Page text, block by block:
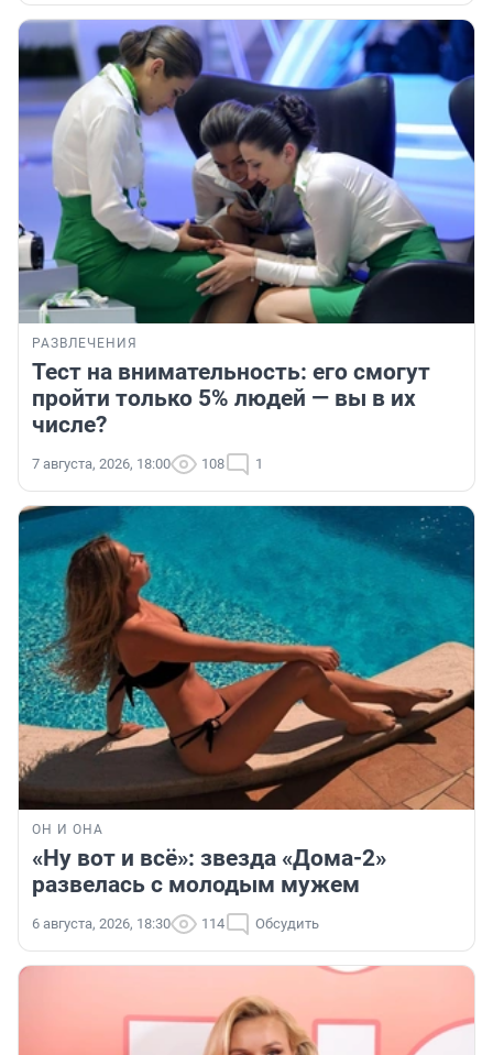
РАЗВЛЕЧЕНИЯ
Тест на внимательность: его смогут
пройти только 5% людей — вы в их
числе?
7 августа, 2026, 18:00 108 1
ОН И ОНА
«Ну вот и всё»: звезда «Дома-2»
развелась с молодым мужем
6 августа, 2026, 18:30 114 Обсудить